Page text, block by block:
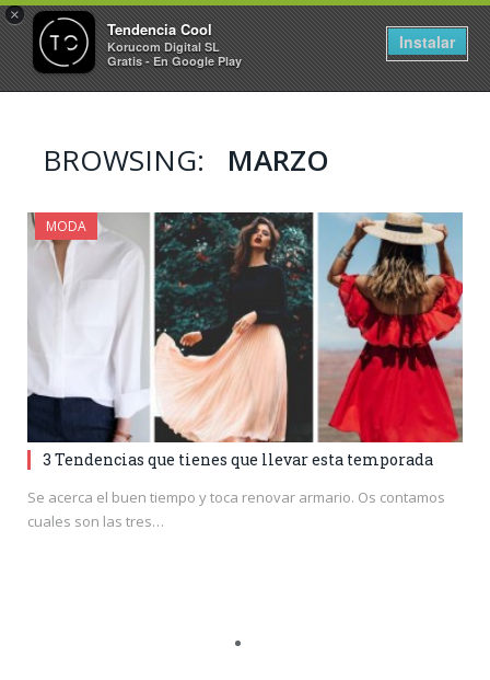
×
Tendencia Cool
Korucom Digital SL
Gratis - En Google Play
Instalar
BROWSING: MARZO
MODA
3 Tendencias que tienes que llevar esta temporada
Se acerca el buen tiempo y toca renovar armario. Os contamos
cuales son las tres…